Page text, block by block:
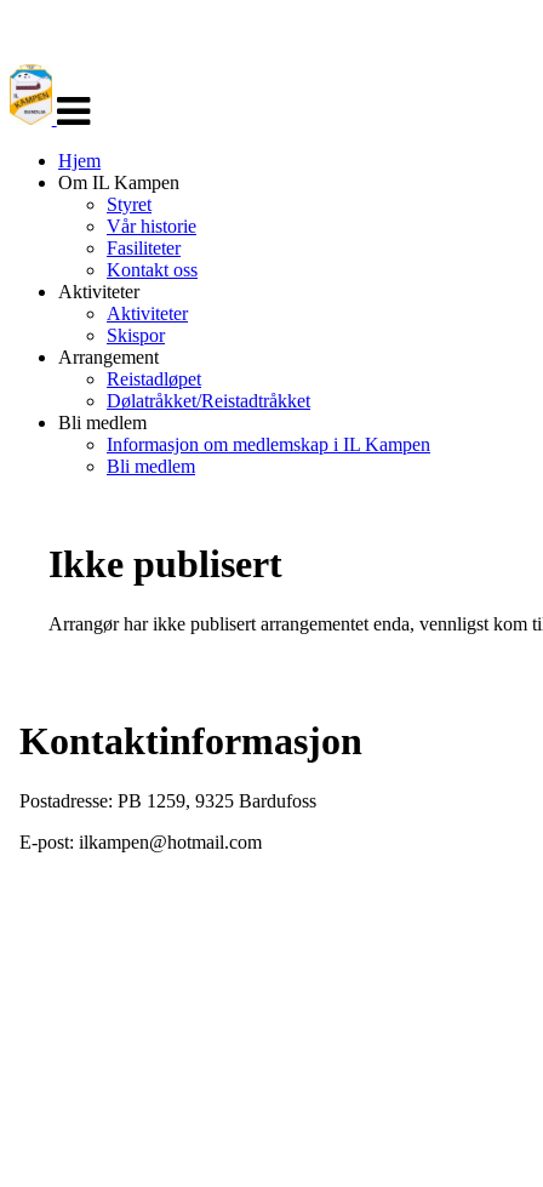
navigasjon
Hjem
Om IL Kampen
Styret
Vår historie
Fasiliteter
Kontakt oss
Aktiviteter
Aktiviteter
Skispor
Arrangement
Reistadløpet
Dølatråkket/Reistadtråkket
Bli medlem
Informasjon om medlemskap i IL Kampen
Bli medlem
Ikke publisert
Arrangør har ikke publisert arrangementet enda, vennligst kom
Kontaktinformasjon
Postadresse: PB 1259, 9325 Bardufoss
E-post: ilkampen@hotmail.com